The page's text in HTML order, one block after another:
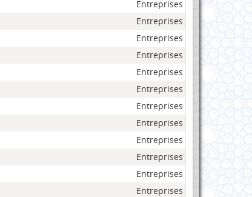
Entreprises
Entreprises
Entreprises
Entreprises
Entreprises
Entreprises
Entreprises
Entreprises
Entreprises
Entreprises
Entreprises
Entreprises